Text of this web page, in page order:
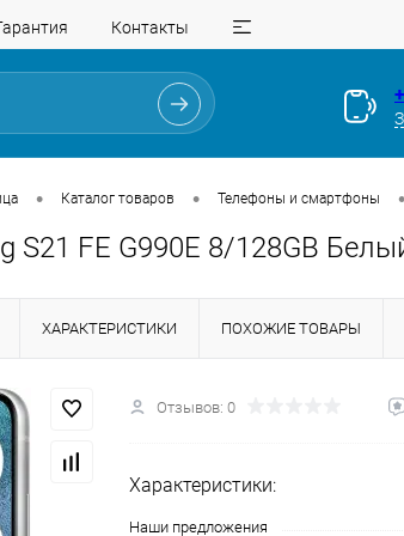
Контакты
• Каталог товаров • Телефоны и смартфоны •
S21 FE G990E 8/128GB
ХАРАКТЕРИСТИКИ ПОХОЖИЕ ТОВАРЫ
Отзывов: 0
Характеристики:
Наши предложения
Для клиентов всех банков
Разбейтеоплату